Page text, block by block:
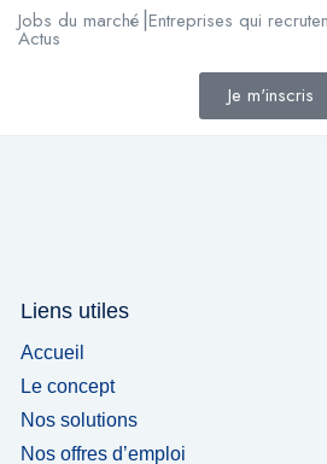
Jobs du marché⎟Entreprises qui
Actus
Je m'inscris
Liens utiles
Accueil
Le concept
Nos solutions
Nos offres d’emploi